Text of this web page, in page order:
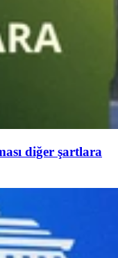
diğer şartlara